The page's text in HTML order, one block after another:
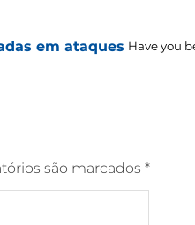
em ataques Have you
são marcados *